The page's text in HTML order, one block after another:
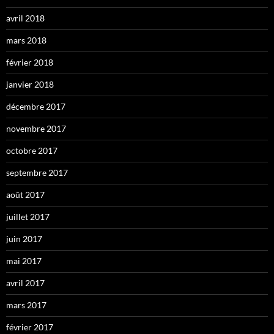
avril 2018
mars 2018
février 2018
janvier 2018
décembre 2017
novembre 2017
octobre 2017
septembre 2017
août 2017
juillet 2017
juin 2017
mai 2017
avril 2017
mars 2017
février 2017